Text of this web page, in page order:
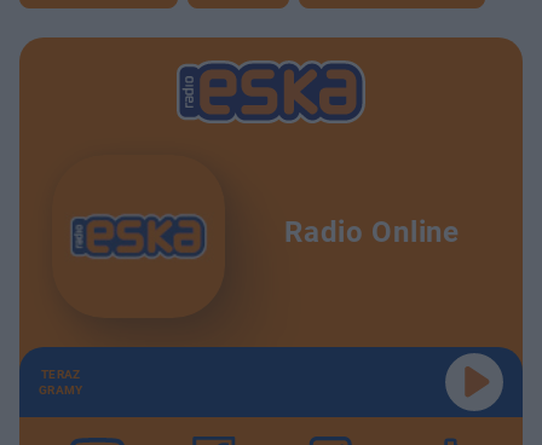
Radio Online
TERAZ
GRAMY